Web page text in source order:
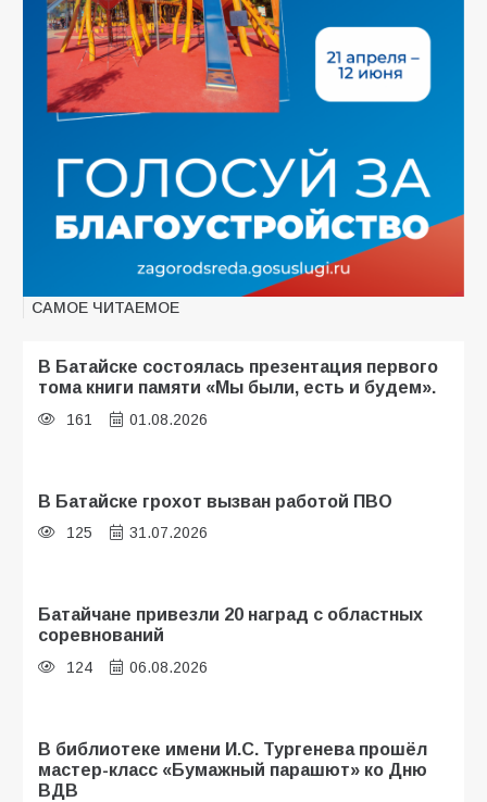
САМОЕ ЧИТАЕМОЕ
В Батайске состоялась презентация первого
тома книги памяти «Мы были, есть и будем».
161 01.08.2026
В Батайске грохот вызван работой ПВО
125 31.07.2026
Батайчане привезли 20 наград с областных
соревнований
124 06.08.2026
В библиотеке имени И.С. Тургенева прошёл
мастер-класс «Бумажный парашют» ко Дню
ВДВ